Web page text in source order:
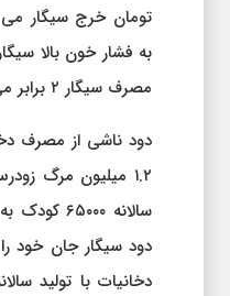
تومان خرج سیگار
به فشار خون بالا
مصرف سیگار ۲ برابر می شود.
دود ناشی از مصرف
۱.۲ میلیون مرگ
سالانه
دود سیگار جان